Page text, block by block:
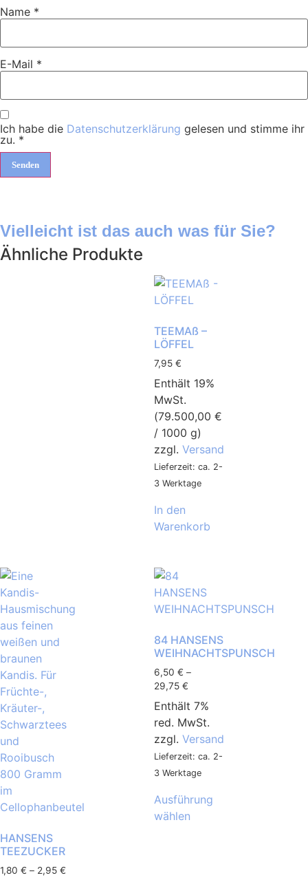
Name *
E-Mail *
Ich habe die Datenschutzerklärung gelesen und stimme ihr
zu. *
Vielleicht ist das auch was für Sie?
Ähnliche Produkte
TEEMAß –
LÖFFEL
7,95 €
Enthält 19%
MwSt.
(79.500,00 €
/ 1000 g)
zzgl. Versand
Lieferzeit: ca. 2-
3 Werktage
In den
Warenkorb
HANSENS
TEEZUCKER
1,80 € – 2,95 €
84 HANSENS
WEIHNACHTSPUNSCH
6,50 € –
29,75 €
Enthält 7%
red. MwSt.
zzgl. Versand
Lieferzeit: ca. 2-
3 Werktage
Ausführung
wählen